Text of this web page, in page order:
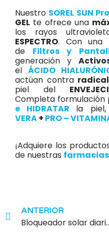
Nuestro SOREL SUN
GEL te ofrece una
los rayos
ESPECTRO. Con una
de Filtros y
generación y
elÁCIDO
actúan contra
piel del
Completa formulación
e HIDRATAR
la
VERA+ PRO –
¡Adquiere los
de nuestras
ANTERIOR
Bloqueador solar diario: el